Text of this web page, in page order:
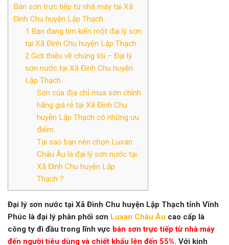
Bán sơn trực tiếp từ nhà máy tại Xã
Đình Chu huyện Lập Thạch.
1.Bạn đang tìm kiến một đại lý sơn
tại Xã Đình Chu huyện Lập Thạch
2.Giới thiệu về chúng tôi – Đại lý
sơn nước tại Xã Đình Chu huyện
Lập Thạch.
Sơn của địa chỉ mua sơn chính
hãng giá rẻ tại Xã Đình Chu
huyện Lập Thạch có những ưu
điểm.
Tại sao bạn nên chọn Luxan
Châu Âu là đại lý sơn nước tại
Xã Đình Chu huyện Lập
Thạch ?
Đại lý sơn nước tại Xã Đình Chu huyện Lập Thạch tỉnh Vĩnh
Phúc là đại lý phân phối sơn Luxan Châu Âu cao cấp là
công ty đi đầu trong lĩnh vực bán sơn trực tiếp từ nhà máy
đến người tiêu dùng và chiết khấu lên đến 55%. Với kinh